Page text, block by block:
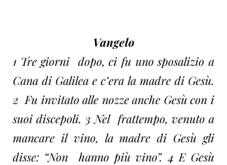
Vangelo
1 Tre giorni  dopo, ci fu uno sposalizio a
Cana di Galilea e c’era la madre di Gesù.
2  Fu invitato alle nozze anche Gesù con i
suoi discepoli. 3 Nel  frattempo, venuto a
mancare il vino, la madre di Gesù gli
disse: “Non  hanno più vino”. 4 E Gesù